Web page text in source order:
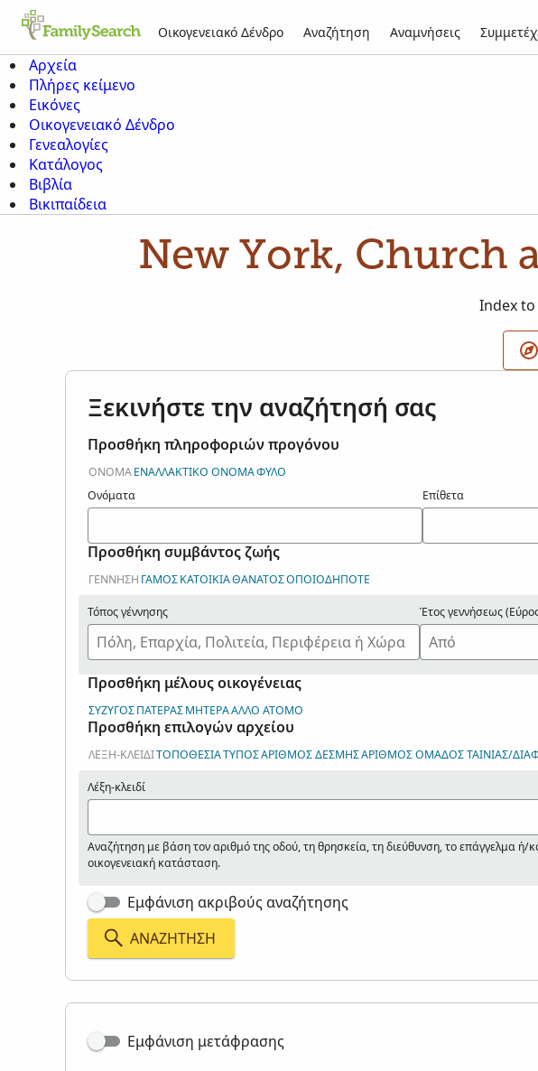
Οικογενειακό Δένδρο Αναζήτηση Αναμνήσεις
Αρχεία
Πλήρες κείμενο
Εικόνες
Οικογενειακό Δένδρο
Γενεαλογίες
Κατάλογος
Βιβλία
Βικιπαίδεια
New York, Church
Index
Ξεκινήστε την αναζήτησή σας
Προσθήκη πληροφοριών προγόνου
ΌΝΟΜΑΕΝΑΛΛΑΚΤΙΚΌ ΌΝΟΜΑΦΎΛΟ
Ονόματα
Επίθετα
Προσθήκη συμβάντος ζωής
ΓΈΝΝΗΣΗ ΓΆΜΟΣΚΑΤΟΙΚΊΑΘΆΝΑΤΟΣΟΠΟΙΟΔΉΠΟΤΕ
Τόπος γέννησης Έτος γεννήσεως
Προσθήκη μέλους οικογένειας
ΣΎΖΥΓΟΣΠΑΤΈΡΑΣΜΗΤΈΡΑΆΛΛΟ ΆΤΟΜΟ
Προσθήκη επιλογών αρχείου
ΛΈΞΗ-ΚΛΕΙΔΊΤΟΠΟΘΕΣΊΑΤΎΠΟΣΑΡΙΘΜΌΣ ΔΈΣΜΗΣΑΡΙΘΜΌΣ ΟΜΆΔΟΣ ΤΑΙΝΊΑΣ/
Λέξη-κλειδί
Αναζήτηση με βάση τον αριθμό της οδού, τη θρησκεία, τη διεύθυνση, το επάγγελμα ή/
οικογενειακή κατάσταση.
Εμφάνιση ακριβούς αναζήτησης
ΑΝΑΖΉΤΗΣΗ
Εμφάνιση μετάφρασης